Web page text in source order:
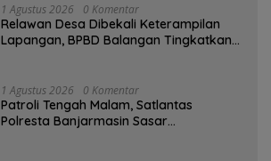
1 Agustus 2026 0 Komentar
Relawan Desa Dibekali Keterampilan
Lapangan, BPBD Balangan Tingkatkan
1 Agustus 2026 0 Komentar
Patroli Tengah Malam, Satlantas
Polresta Banjarmasin Sasar